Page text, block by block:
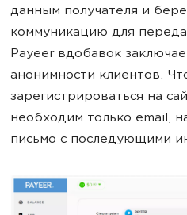
данным получателя и
коммуникацию для
Payeer вдобавок
анонимности клиентов.
зарегистрироваться на
необходим только email,
письмо с последующими